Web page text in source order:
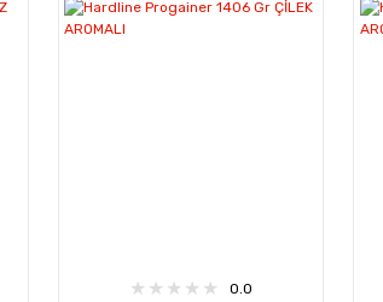
0.0